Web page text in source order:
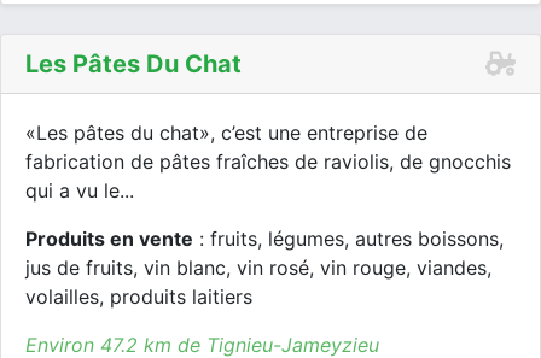
Les Pâtes Du Chat
«Les pâtes du chat», c’est une entreprise de
fabrication de pâtes fraîches de raviolis, de gnocchis
qui a vu le...
Produits en vente : fruits, légumes, autres boissons,
jus de fruits, vin blanc, vin rosé, vin rouge, viandes,
volailles, produits laitiers
Environ 47.2 km de Tignieu-Jameyzieu